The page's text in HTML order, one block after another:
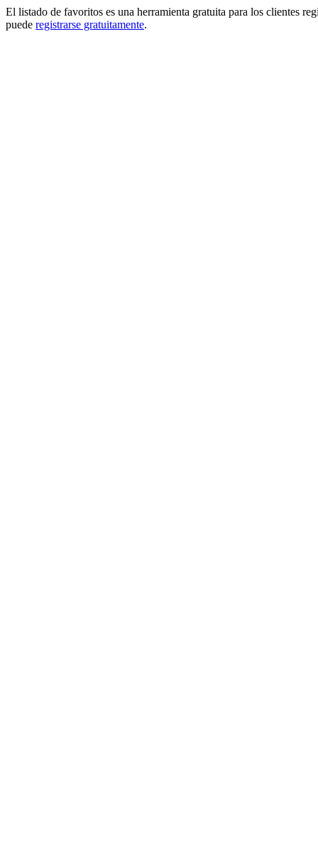
El listado de favoritos es una herramienta gratuita para los clientes
puede registrarse gratuitamente.